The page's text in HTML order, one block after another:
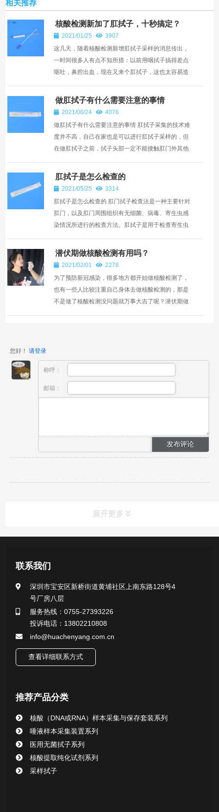
相关推荐
核酸检测新加了肛拭子，十秒搞定？
2021/01/25
3907
这几天，随着核酸检测新增肛拭子采样的消息传出，
一时间很多人有点不知所措：以前用咽拭子搞得差点
呕吐，鼻腔出血，现在又来个肛拭子，这也太容易造
景？需要多长...
做肛拭子有什么需要注意的事情
2021/06/24
4076
做肛拭子有什么需要注意的事情 肛拭子采集的技术难
度并不高，自己在家也是可以进行肛拭子采样的，但
在做肛拭子之前，拭子头部一定不能接触肛门外其他
的方法来...
肛拭子是怎么检查的
2021/05/25
3314
肛拭子是怎么检查的 肛门拭子检查法是一种主要针对
肛门，以及肛门周围组织有无细菌、病毒、寄生虫感
染情况所进行的检查方法。肛拭子是用于检查寄生虫
围及会阴...
潜伏期做核酸检测有用吗？
2021/02/01
2278
为了预防新冠感染，很多地方都开始做核酸检测了，
也有一些人比较注重自己身体去做核酸检测的，那是
不是做了核酸检测没问题就万事大吉了呢？潜伏期做
您好！ 请登录
称呼：
邮箱：
展开更多
一次性使用采样器系列
微生物样本保存液（通用运输传媒介质）系列
核酸（DNA&RNA）样本采集与保存套装系列
核酸提取或纯化试剂
清洁验证棉签系列
动物检测试剂
联系我们
深圳市宝安区新桥街道黄埔社区上南东路128号4
号厂房八层
服务热线：0755-27393226
投诉电话：13802210808
info@huachenyang.com.cn
查看详细联系方式
推荐产品分类
核酸（DNA或RNA）样本采集与保存套装系列
唾液样本采集装置系列
医用无菌拭子系列
核酸提取纯化试剂系列
采样拭子